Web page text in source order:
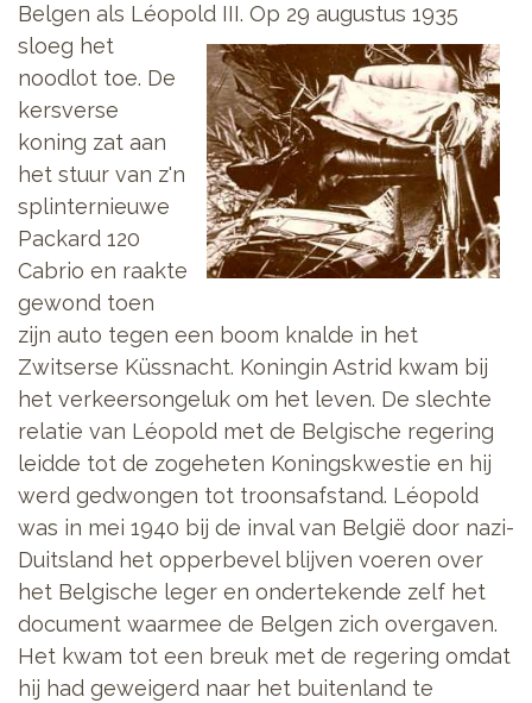
Belgen als Léopold III. Op 29 augustus 1935
sloeg het
noodlot toe. De
kersverse
koning zat aan
het stuur van z'n
splinternieuwe
Packard 120
Cabrio en raakte
gewond toen
zijn auto tegen een boom knalde in het
Zwitserse Küssnacht. Koningin Astrid kwam bij
het verkeersongeluk om het leven. De slechte
relatie van Léopold met de Belgische regering
leidde tot de zogeheten Koningskwestie en hij
werd gedwongen tot troonsafstand. Léopold
was in mei 1940 bij de inval van België door nazi-
Duitsland het opperbevel blijven voeren over
het Belgische leger en ondertekende zelf het
document waarmee de Belgen zich overgaven.
Het kwam tot een breuk met de regering omdat
hij had geweigerd naar het buitenland te